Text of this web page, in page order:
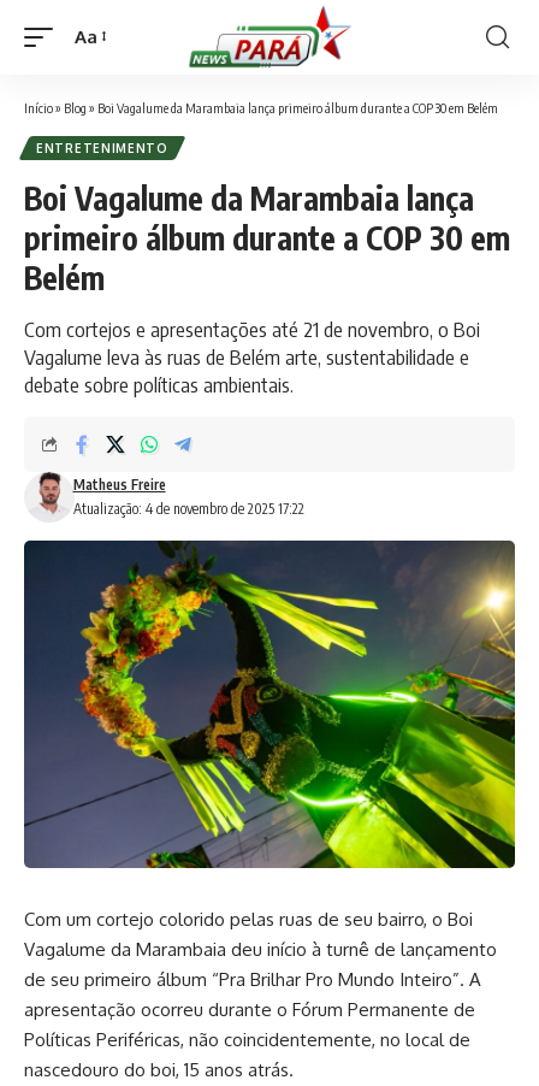
Font
Aa
Início» Blog » Boi Vagalume da Marambaia lança primeiro álbum durante a COP 30 em Belém
ENTRETENIMENTO
Boi Vagalume da Marambaia lança
primeiro álbum durante a COP 30 em
Belém
Com cortejos e apresentações até 21 de novembro, o Boi
Vagalume leva às ruas de Belém arte, sustentabilidade e
debate sobre políticas ambientais.
Atualização: 4 de novembro de 2025 17:22
Matheus Freire
Com um cortejo colorido pelas ruas de seu bairro, o Boi
Vagalume da Marambaia deu início à turnê de lançamento
de seu primeiro álbum “Pra Brilhar Pro Mundo Inteiro”. A
apresentação ocorreu durante o Fórum Permanente de
Políticas Periféricas, não coincidentemente, no local de
nascedouro do boi, 15 anos atrás.